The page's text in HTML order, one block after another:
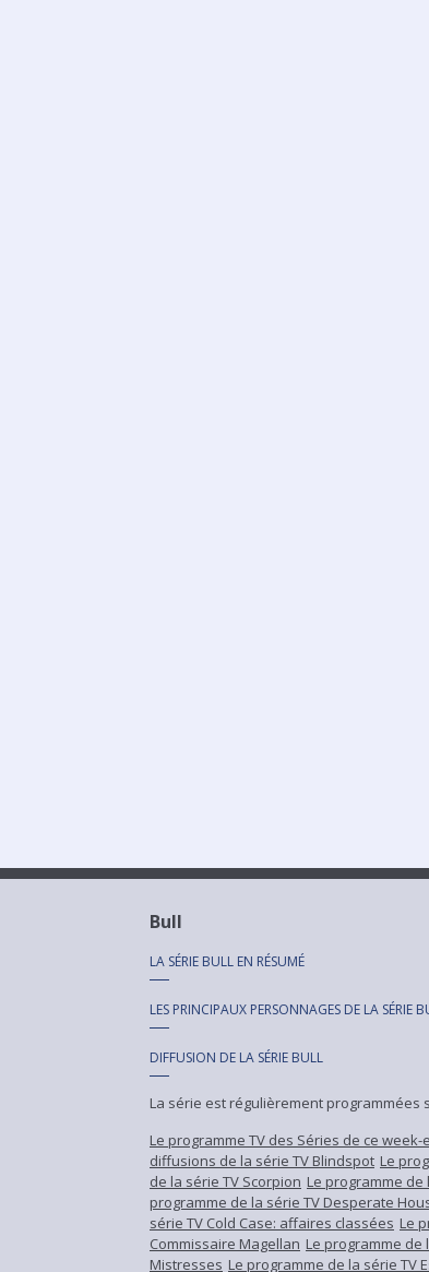
Bull
LA SÉRIE BULL EN RÉSUMÉ
LES PRINCIPAUX PERSONNAGES DE LA SÉRIE
DIFFUSION DE LA SÉRIE BULL
La série est régulièrement
Le programme TV des Séries de ce week-
diffusions de la série TV Blindspot Le
de la série TV Scorpion Le programme de
programme de la série TV Desperate
série TV Cold Case: affaires classées Le
Commissaire Magellan Le programme de
Mistresses Le programme de la série TV